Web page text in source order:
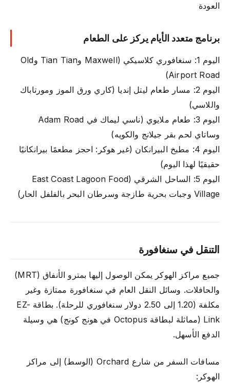
العودة
برنامج متعدد الأيام يركز على الطعام
اليوم 1: سنغافوري كلاسيكي (Maxwell وTian Tian وOld
Airport Road)
اليوم 2: مسار طعام ليتل إنديا (كاري ورق الموز ومورتاباك
واللاسي)
اليوم 3: طعام ملايوي (ناسي ليماك في Adam Road
وساتاي لحم بقر جيلانج والكويه)
اليوم 4: مطبخ البيرانكان (غير هوكر: احجز مطعمًا بيرانكانيًا
حقيقيًا لهذا اليوم)
اليوم 5: الساحل الشرقي (East Coast Lagoon Food
Village وجبات بحرية طازجة وسرطان البحر بالفلفل الحار)
التنقل في سنغافورة
جميع مراكز الهوكر يمكن الوصول إليها بمترو الأنفاق (MRT)
والحافلات. وسائل النقل العام في سنغافورة ممتازة وغير
مكلفة (1.20 إلى 2.50 دولار سنغافوري للرحلة). بطاقة EZ-
Link (مماثلة لبطاقة Octopus في هونج كونج) هي وسيلة
الدفع الأسهل.
مسافات السفر من شارع Orchard (الوسط) إلى مراكز
الهوكر: